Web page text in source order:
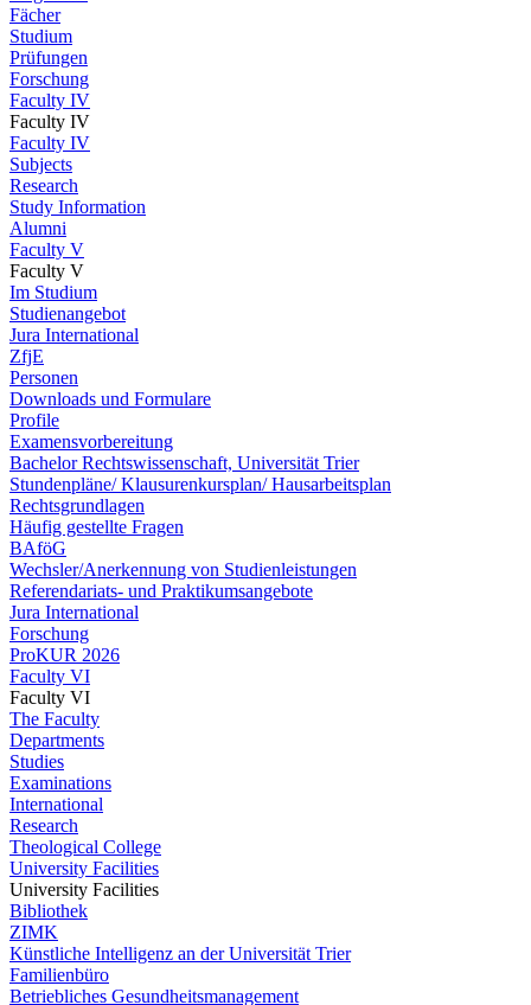
Fächer
Studium
Prüfungen
Forschung
Faculty IV
Faculty IV
Faculty IV
Subjects
Research
Study Information
Alumni
Faculty V
Faculty V
Im Studium
Studienangebot
Jura International
ZfjE
Personen
Downloads und Formulare
Profile
Examensvorbereitung
Bachelor Rechtswissenschaft, Universität Trier
Stundenpläne/ Klausurenkursplan/ Hausarbeitsplan
Rechtsgrundlagen
Häufig gestellte Fragen
BAföG
Wechsler/Anerkennung von Studienleistungen
Referendariats- und Praktikumsangebote
Jura International
Forschung
ProKUR 2026
Faculty VI
Faculty VI
The Faculty
Departments
Studies
Examinations
International
Research
Theological College
University Facilities
University Facilities
Bibliothek
ZIMK
Künstliche Intelligenz an der Universität Trier
Familienbüro
Betriebliches Gesundheitsmanagement